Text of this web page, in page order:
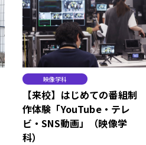
映像学科
【来校】はじめての番組制
作体験「YouTube・テレ
ビ・SNS動画」（映像学
科）